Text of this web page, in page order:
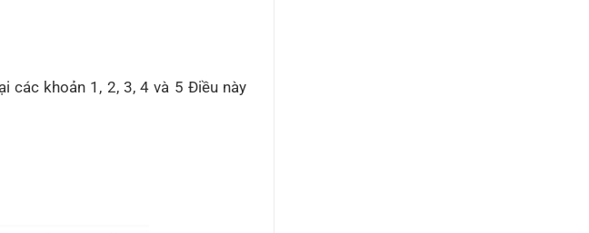
các khoản 1, 2, 3, 4 và 5 Điều này